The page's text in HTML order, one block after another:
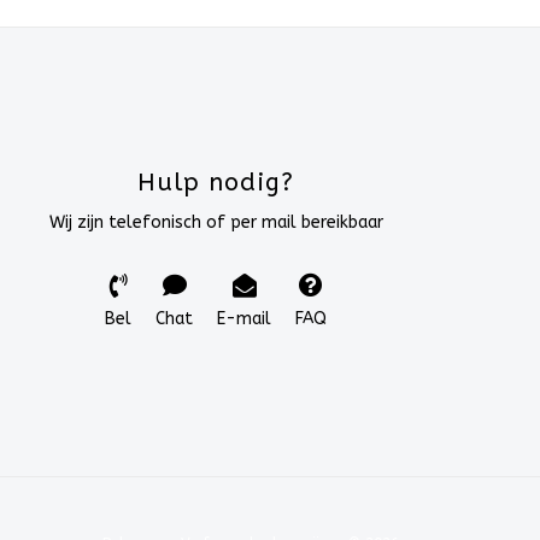
Hulp nodig?
Wij zijn telefonisch of per mail bereikbaar
Bel Chat E-mail FAQ